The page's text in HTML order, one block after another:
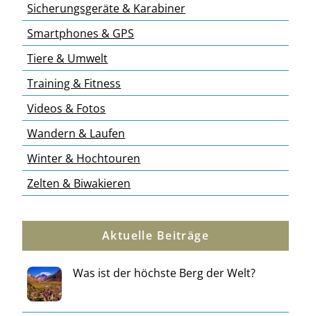
Sicherungsgeräte & Karabiner
Smartphones & GPS
Tiere & Umwelt
Training & Fitness
Videos & Fotos
Wandern & Laufen
Winter & Hochtouren
Zelten & Biwakieren
Aktuelle Beiträge
Was ist der höchste Berg der Welt?